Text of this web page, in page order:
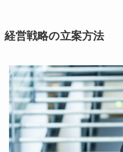
経営戦略の立案方法